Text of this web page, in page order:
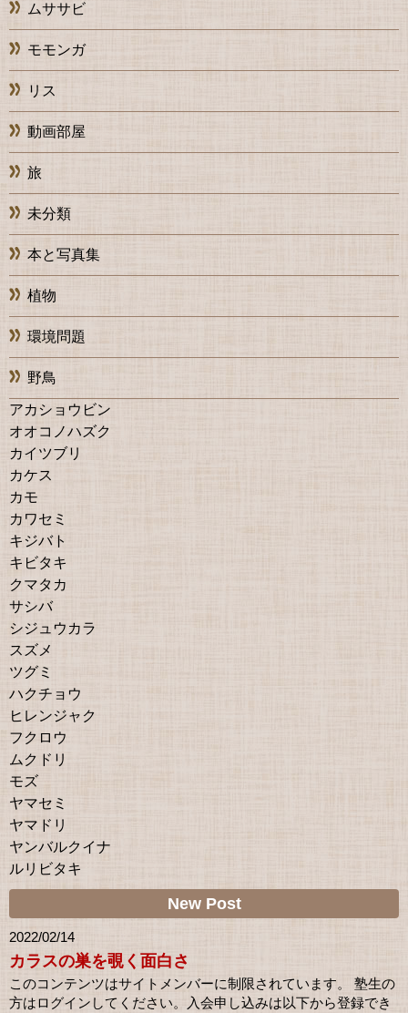
ムササビ
モモンガ
リス
動画部屋
旅
未分類
本と写真集
植物
環境問題
野鳥
アカショウビン
オオコノハズク
カイツブリ
カケス
カモ
カワセミ
キジバト
キビタキ
クマタカ
サシバ
シジュウカラ
スズメ
ツグミ
ハクチョウ
ヒレンジャク
フクロウ
ムクドリ
モズ
ヤマセミ
ヤマドリ
ヤンバルクイナ
ルリビタキ
New Post
2022/02/14
カラスの巣を覗く面白さ
このコンテンツはサイトメンバーに制限されています。 塾生の
方はログインしてください。入会申し込みは以下から登録でき